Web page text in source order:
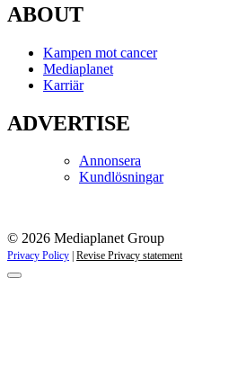
ABOUT
Kampen mot cancer
Mediaplanet
Karriär
ADVERTISE
Annonsera
Kundlösningar
© 2026 Mediaplanet Group
Privacy Policy Revise Privacy statement